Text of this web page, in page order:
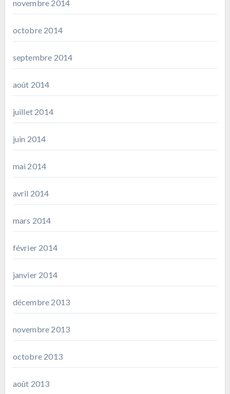
novembre 2014
octobre 2014
septembre 2014
août 2014
juillet 2014
juin 2014
mai 2014
avril 2014
mars 2014
février 2014
janvier 2014
décembre 2013
novembre 2013
octobre 2013
août 2013